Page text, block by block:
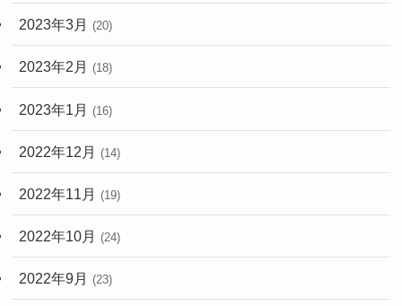
2023年3月 (20)
2023年2月 (18)
2023年1月 (16)
2022年12月 (14)
2022年11月 (19)
2022年10月 (24)
2022年9月 (23)